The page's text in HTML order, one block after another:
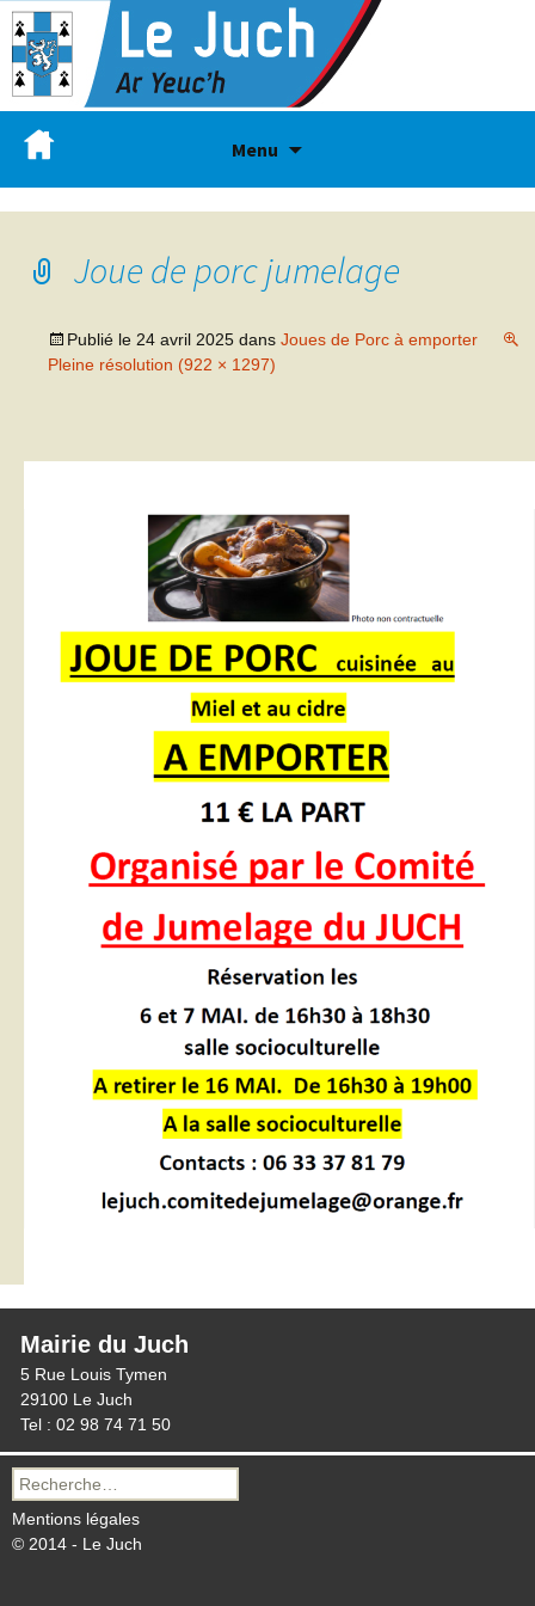
Menu
Joue de porc jumelage
Publié le 24 avril 2025 dans Joues de Porc à emporter
Pleine résolution (922 × 1297)
Mairie du Juch
5 Rue Louis Tymen
29100 Le Juch
Tel : 02 98 74 71 50
Recherche
pour :
Mentions légales
© 2014 - Le Juch